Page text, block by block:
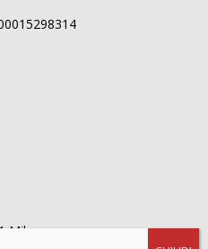
Milano